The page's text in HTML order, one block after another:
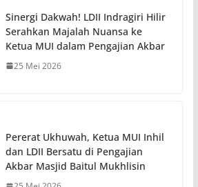
Sinergi Dakwah! LDII Indragiri Hilir
Serahkan Majalah Nuansa ke
Ketua MUI dalam Pengajian Akbar
25 Mei 2026
Pererat Ukhuwah, Ketua MUI Inhil
dan LDII Bersatu di Pengajian
Akbar Masjid Baitul Mukhlisin